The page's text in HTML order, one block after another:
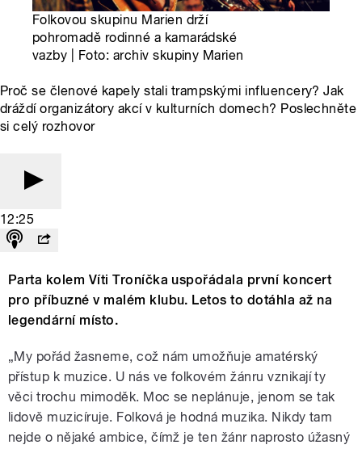
Folkovou skupinu Marien drží
pohromadě rodinné a kamarádské
vazby | Foto: archiv skupiny Marien
Proč se členové kapely stali trampskými influencery? Jak
dráždí organizátory akcí v kulturních domech? Poslechněte
si celý rozhovor
12:25
Parta kolem Víti Troníčka uspořádala první koncert
pro příbuzné v malém klubu. Letos to dotáhla až na
legendární místo.
„My pořád žasneme, což nám umožňuje amatérský
přístup k muzice. U nás ve folkovém žánru vznikají ty
věci trochu mimoděk. Moc se neplánuje, jenom se tak
lidově muzicíruje. Folková je hodná muzika. Nikdy tam
nejde o nějaké ambice, čímž je ten žánr naprosto úžasný